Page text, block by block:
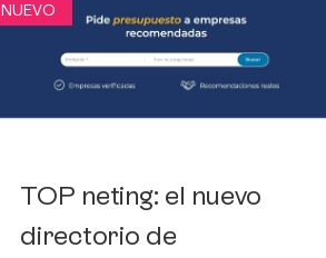
NUEVO
TOP neting: el nuevo
directorio de